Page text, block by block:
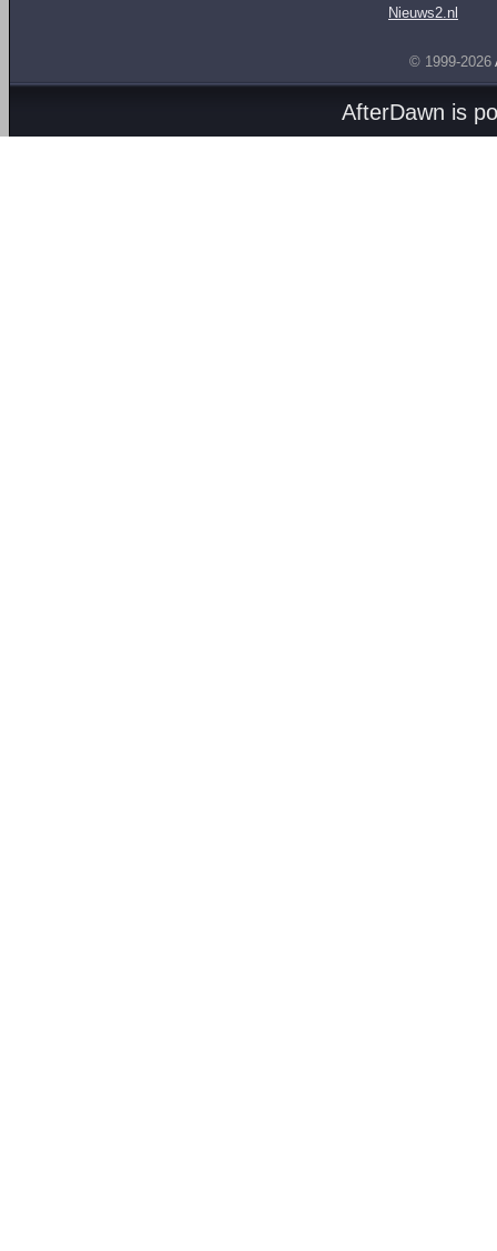
Nieuws2.nl
© 1999-2026
AfterDawn is